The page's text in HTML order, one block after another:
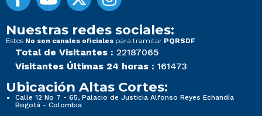
Nuestras redes sociales:
Estos No son canales oficiales para tramitar PQRSDF
Total de Visitantes : 22187065
Visitantes Últimas 24 horas : 161473
Ubicación Altas Cortes:
Calle 12 No 7 - 65, Palacio de Justicia Alfonso Reyes Echandía
Bogotá - Colombia